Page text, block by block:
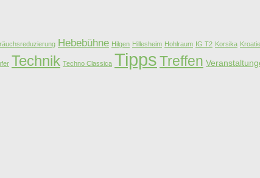
Hebebühne Hilgen Hillesheim Hohlraum IG T2 Korsika
Technik Techno Classica TippsTreffen